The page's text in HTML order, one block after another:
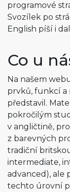
programové
Svozílek po
English píší i
Co u
Na našem
prvků, funkcí a
představil.
pokročilým
v angličtině,
z barevných
tradiční
intermediate,
advanced), ale
techto úrovní